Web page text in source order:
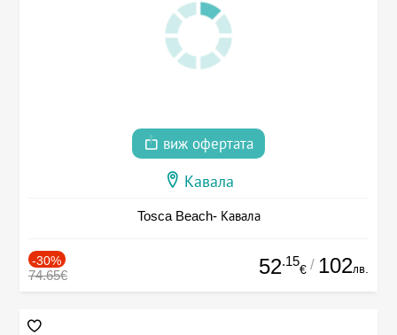
виж офертата
Кавала
Tosca Beach- Кавала
-30%
74.65€ 52.15
€ / 102лв.